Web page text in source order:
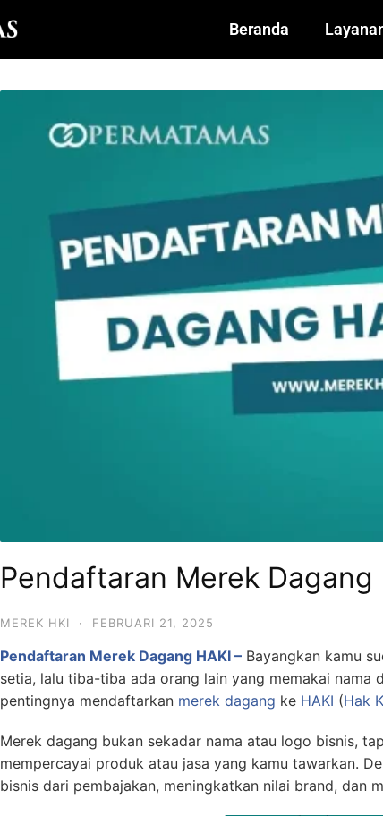
Beranda
Pendaftaran Merek Dagang
MEREK HKI · FEBRUARI 21, 2025
Pendaftaran Merek Dagang HAKI – Bayangkan kamu
setia, lalu tiba-tiba ada orang lain yang memakai nama
pentingnya mendaftarkan merek dagang ke HAKI (Hak
Merek dagang bukan sekadar nama atau logo bisnis,
mempercayai produk atau jasa yang kamu tawarkan.
bisnis dari pembajakan, meningkatkan nilai brand, dan